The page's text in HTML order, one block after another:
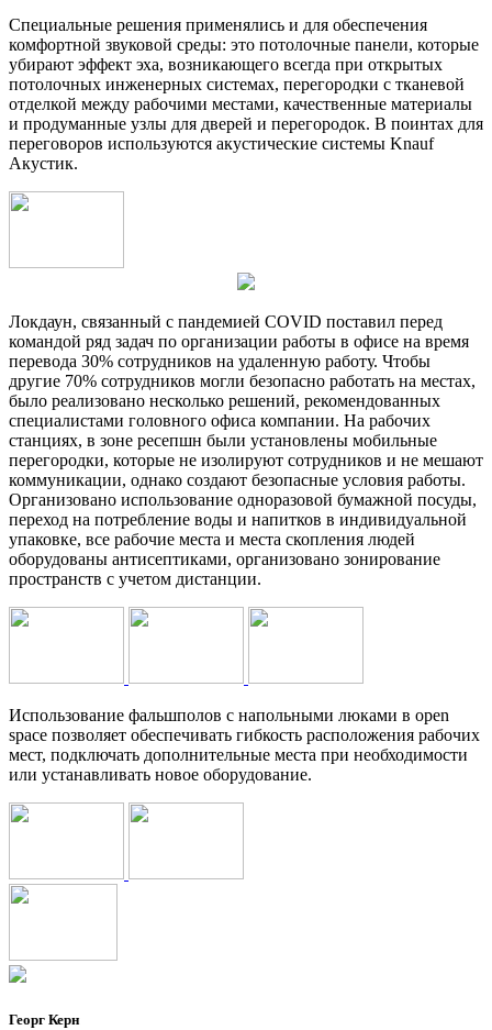
Специальные решения применялись и для обеспечения
комфортной звуковой среды: это потолочные панели, которые
убирают эффект эха, возникающего всегда при открытых
потолочных инженерных системах, перегородки с тканевой
отделкой между рабочими местами, качественные материалы
и продуманные узлы для дверей и перегородок. В поинтах для
переговоров используются акустические системы Knauf
Акустик.
Локдаун, связанный с пандемией COVID поставил перед
командой ряд задач по организации работы в офисе на время
перевода 30% сотрудников на удаленную работу. Чтобы
другие 70% сотрудников могли безопасно работать на местах,
было реализовано несколько решений, рекомендованных
специалистами головного офиса компании. На рабочих
станциях, в зоне ресепшн были установлены мобильные
перегородки, которые не изолируют сотрудников и не мешают
коммуникации, однако создают безопасные условия работы.
Организовано использование одноразовой бумажной посуды,
переход на потребление воды и напитков в индивидуальной
упаковке, все рабочие места и места скопления людей
оборудованы антисептиками, организовано зонирование
пространств с учетом дистанции.
Использование фальшполов с напольными люками в open
space позволяет обеспечивать гибкость расположения рабочих
мест, подключать дополнительные места при необходимости
или устанавливать новое оборудование.
Георг Керн